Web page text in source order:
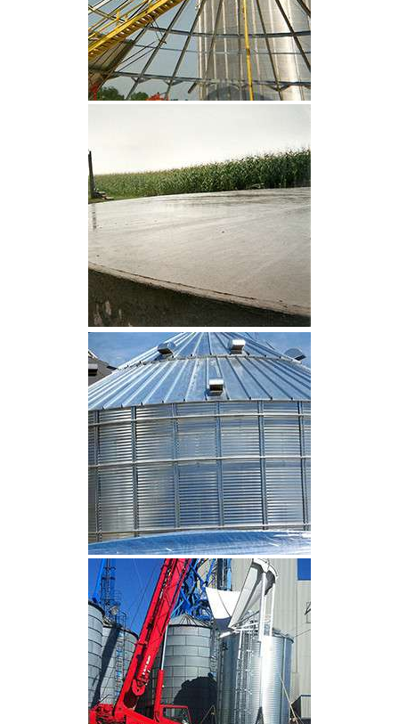
CLIQUEZ POUR AGRANDIR
CLIQUEZ POUR AGRANDIR
CLIQUEZ POUR AGRANDIR